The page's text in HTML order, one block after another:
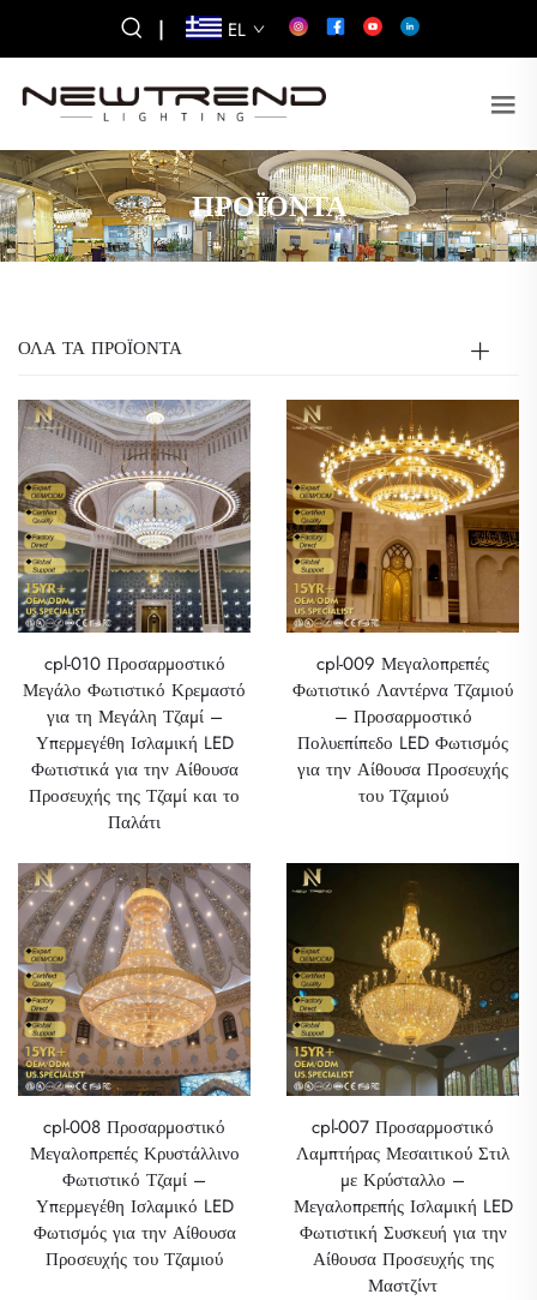
| EL
ΠΡΟΪΌΝΤΑ
ΟΛΑ ΤΑ ΠΡΟΪΟΝΤΑ
cpl-010 Προσαρμοστικό
Μεγάλο Φωτιστικό Κρεμαστό
για τη Μεγάλη Τζαμί –
Υπερμεγέθη Ισλαμική LED
Φωτιστικά για την Αίθουσα
Προσευχής της Τζαμί και το
Παλάτι
cpl-009 Μεγαλοπρεπές
Φωτιστικό Λαντέρνα Τζαμιού
– Προσαρμοστικό
Πολυεπίπεδο LED Φωτισμός
για την Αίθουσα Προσευχής
του Τζαμιού
cpl-008 Προσαρμοστικό
Μεγαλοπρεπές Κρυστάλλινο
Φωτιστικό Τζαμί –
Υπερμεγέθη Ισλαμικό LED
Φωτισμός για την Αίθουσα
Προσευχής του Τζαμιού
cpl-007 Προσαρμοστικό
Λαμπτήρας Μεσαιτικού Στιλ
με Κρύσταλλο –
Μεγαλοπρεπής Ισλαμική LED
Φωτιστική Συσκευή για την
Αίθουσα Προσευχής της
Μαστζίντ